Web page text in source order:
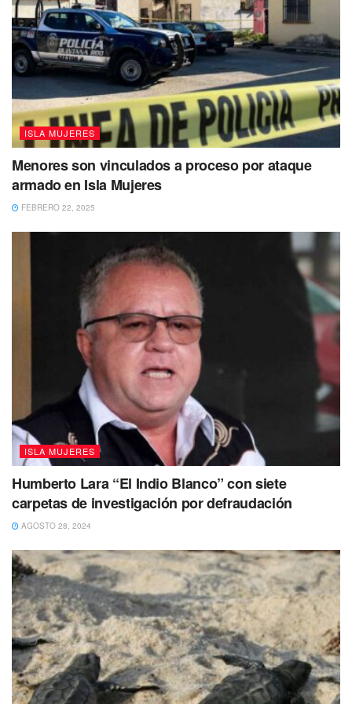
Tags: Capitanía de Puerto Embarcaciones Navegación
ISLA MUJERES
Menores son vinculados a proceso por ataque
armado en Isla Mujeres
FEBRERO 22, 2025
ISLA MUJERES
Humberto Lara “El Indio Blanco” con siete
carpetas de investigación por defraudación
AGOSTO 28, 2024